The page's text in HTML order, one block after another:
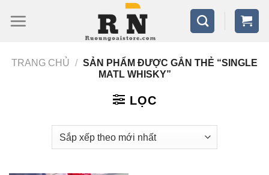
qua
dungTRANG CHỦ / SẢN PHẨM ĐƯỢC GẮN THẺ “SINGLE
MATL WHISKY”
LỌC